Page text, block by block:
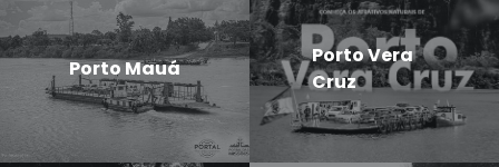
Porto Mauá
Porto Vera
Cruz